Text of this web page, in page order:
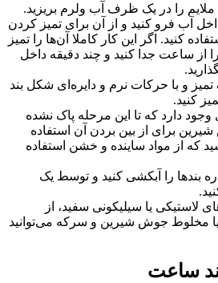
را در یک ظرف آب ولرم بریزید.
آب فرو کنید و از آن برای تمیز کردن
کنید. اگر این کار کاملا آن‌ها را تمیز
را از ساعت جدا کنید و چند دقیقه داخل
و با حرکات نرم و دایره‌ای شکل بند
کنید.
وجود دارد که تا این مرحله پاک نشده
برای از بین بردن آن استفاده
که از مواد ساینده و خشن استفاده
بندها را آبکشی کنید و توسط یک
لاستیکی یا سیلیکونی سفید، از
مخلوط جوش شیرین و سرکه می‌توانید
ساعت